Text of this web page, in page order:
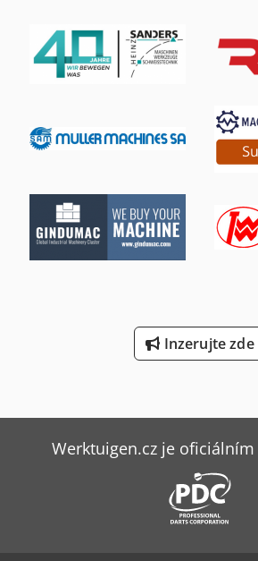
Inzerujte zde
Werktuigen.cz je